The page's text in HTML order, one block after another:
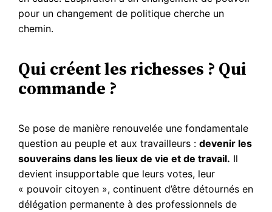
pour un changement de politique cherche un
chemin.
Qui créent les richesses ? Qui
commande ?
Se pose de manière renouvelée une fondamentale
question au peuple et aux travailleurs :devenir les
souverains dans les lieux de vie et de travail. Il
devient insupportable que leurs votes, leur
« pouvoir citoyen », continuent d’être détournés en
délégation permanente à des professionnels de